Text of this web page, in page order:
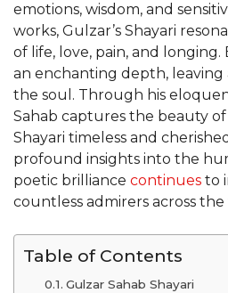
emotions, wisdom, and
works, Gulzar’s Shayari
of life, love, pain, and
an enchanting depth,
the soul. Through his
Sahab captures the beauty of
Shayari timeless and
profound insights into the
poetic brilliance continues to
countless admirers across
Table of Contents
Gulzar Sahab Shayari